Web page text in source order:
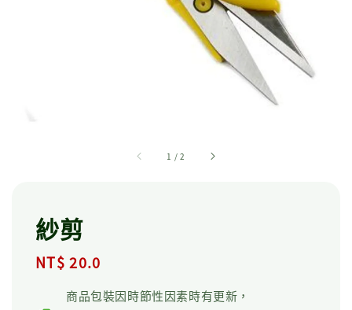
1 /2
紗剪
Regular
NT$ 20.0
商品包裝因時節性因素時有更新，